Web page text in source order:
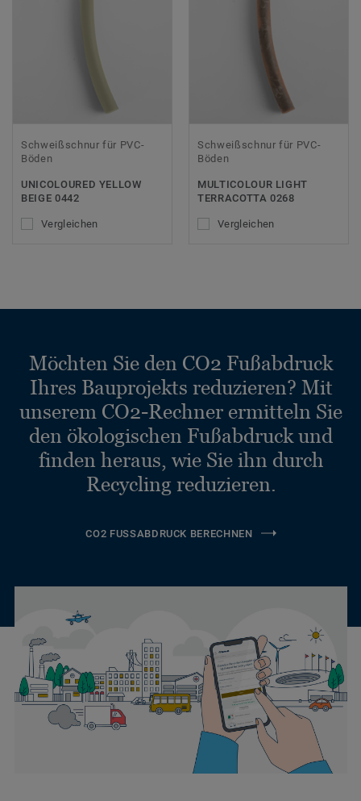
Schweißschnur für PVC-
Böden
UNICOLOURED YELLOW
BEIGE 0442
Vergleichen
Schweißschnur für PVC-
Böden
MULTICOLOUR LIGHT
TERRACOTTA 0268
Vergleichen
Möchten Sie den CO2 Fußabdruck
Ihres Bauprojekts reduzieren? Mit
unserem CO2-Rechner ermitteln Sie
den ökologischen Fußabdruck und
finden heraus, wie Sie ihn durch
Recycling reduzieren.
CO2 FUSSABDRUCK BERECHNEN